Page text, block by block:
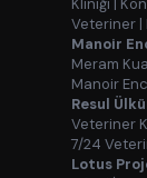
Kliniği |
Veteriner |
Manoir
Meram
Manoir
Resul
Veteriner
7/24
Lotus